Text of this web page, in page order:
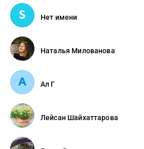
Нет имени
Наталья Милованова
Ал Г
Лейсан Шайхаттарова